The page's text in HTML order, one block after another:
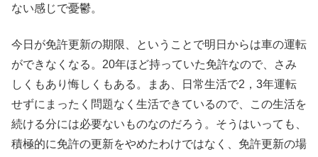
ない感じで憂鬱。
今日が免許更新の期限、ということで明日からは車の運転
ができなくなる。20年ほど持っていた免許なので、さみ
しくもあり悔しくもある。まあ、日常生活で2，3年運転
せずにまったく問題なく生活できているので、この生活を
続ける分には必要ないものなのだろう。そうはいっても、
積極的に免許の更新をやめたわけではなく、免許更新の場